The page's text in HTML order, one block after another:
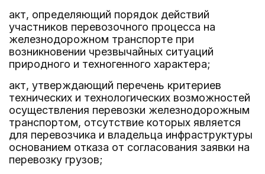
акт, определяющий порядок действий
участников перевозочного процесса на
железнодорожном транспорте при
возникновении чрезвычайных ситуаций
природного и техногенного характера;
акт, утверждающий перечень критериев
технических и технологических возможностей
осуществления перевозки железнодорожным
транспортом, отсутствие которых является
для перевозчика и владельца инфраструктуры
основанием отказа от согласования заявки на
перевозку грузов;